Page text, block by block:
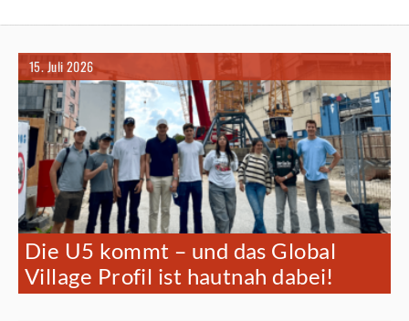
15. Juli 2026
Die U5 kommt – und das Global
Village Profil ist hautnah dabei!